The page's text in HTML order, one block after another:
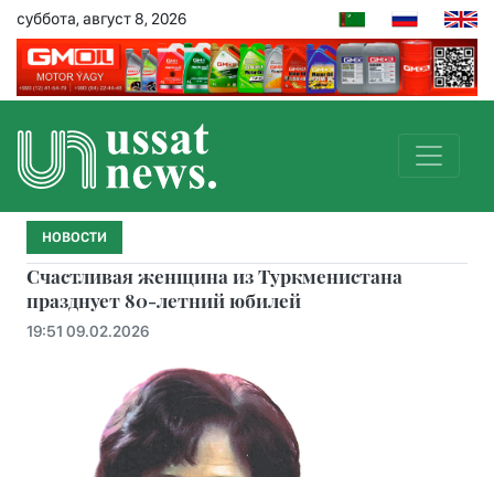
суббота, август 8, 2026
НОВОСТИ
Счастливая женщина из Туркменистана
празднует 80-летний юбилей
19:51 09.02.2026